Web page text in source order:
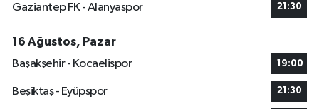
Gaziantep FK - Alanyaspor 21:30
16 Ağustos, Pazar
Başakşehir - Kocaelispor
19:00
Beşiktaş - Eyüpspor 21:30